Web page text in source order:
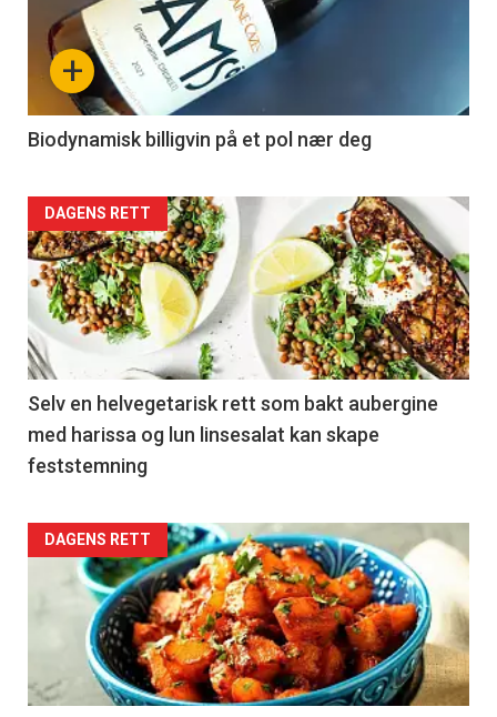
+
Biodynamisk billigvin på et pol nær deg
DAGENS RETT
Selv en helvegetarisk rett som bakt aubergine
med harissa og lun linsesalat kan skape
feststemning
DAGENS RETT